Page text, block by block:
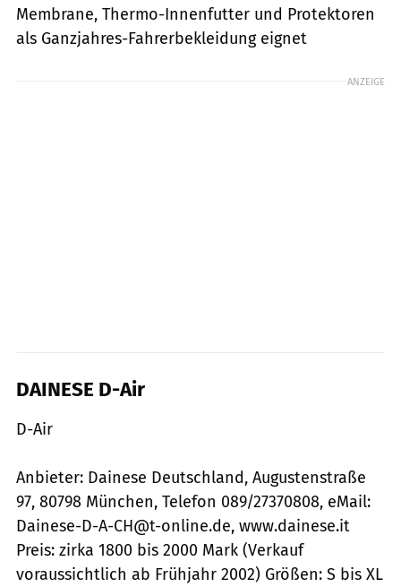
Membrane, Thermo-Innenfutter und Protektoren
als Ganzjahres-Fahrerbekleidung eignet
ANZEIGE
DAINESE D-Air
D-Air
Anbieter: Dainese Deutschland, Augustenstraße
97, 80798 München, Telefon 089/27370808, eMail:
Dainese-D-A-CH@t-online.de, www.dainese.it
Preis: zirka 1800 bis 2000 Mark (Verkauf
voraussichtlich ab Frühjahr 2002) Größen: S bis XL